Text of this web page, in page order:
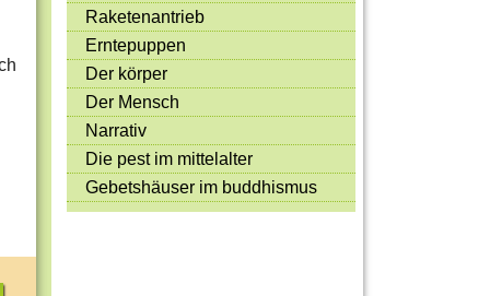
Spiele & Ideen
Jugendreporter
Rezeptideen
Game-Tests
Reisen, Events & Sport
E-Cards
Raketenantrieb
Erntepuppen
Der körper
Der Mensch
Narrativ
Die pest im mittelalter
Gebetshäuser im buddhismus